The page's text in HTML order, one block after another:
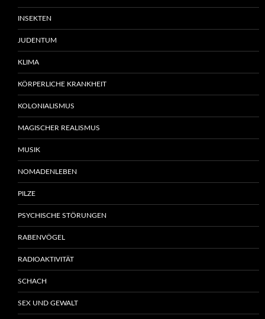
INSEKTEN
JUDENTUM
KLIMA
KÖRPERLICHE KRANKHEIT
KOLONIALISMUS
MAGISCHER REALISMUS
MUSIK
NOMADENLEBEN
PILZE
PSYCHISCHE STÖRUNGEN
RABENVÖGEL
RADIOAKTIVITÄT
SCHACH
SEX UND GEWALT